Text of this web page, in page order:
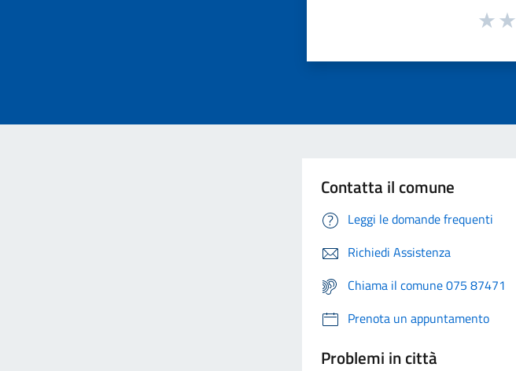
Contatta il comune
Leggi le domande frequenti
Richiedi Assistenza
Chiama il comune 075 87471
Prenota un appuntamento
Problemi in città